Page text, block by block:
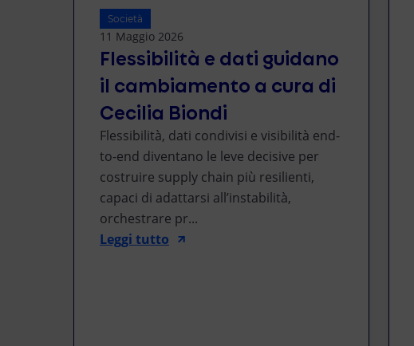
Società
11 Maggio 2026
Flessibilità e dati guidano
il cambiamento a cura di
Cecilia Biondi
Flessibilità, dati condivisi e visibilità end-
to-end diventano le leve decisive per
costruire supply chain più resilienti,
capaci di adattarsi all’instabilità,
orchestrare pr...
Leggi tutto